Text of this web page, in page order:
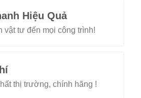
Hiệu Quả
vật tư đến mọi công trình!
thị trường, chính hãng !